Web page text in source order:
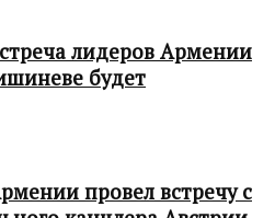
лидеров Армении
будет
провел встречу с